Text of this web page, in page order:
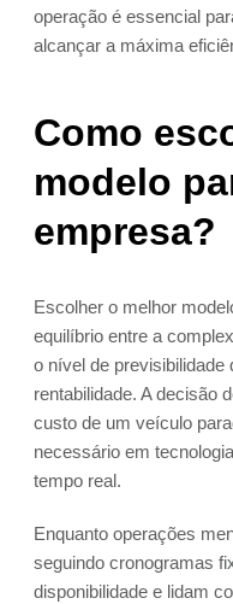
operação é essencial
alcançar a máxima
Como
modelo
empresa?
Escolher o melhor
equilíbrio entre a
o nível de previsibilidade
rentabilidade. A decisão
custo de um veículo
necessário em
tempo real.
Enquanto operações
seguindo cronogramas
disponibilidade e lidam